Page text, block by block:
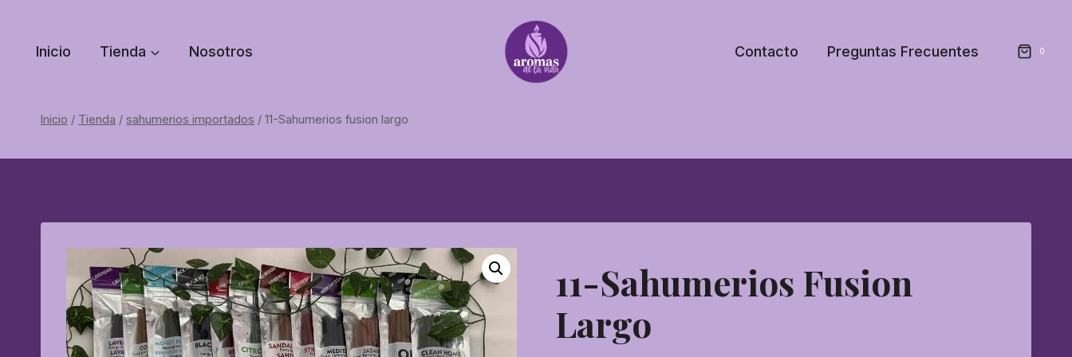
contenido
Inicio Tienda Nosotros Contacto Preguntas Frecuentes 0
Inicio / Tienda / sahumerios importados / 11-Sahumerios fusion largo
11-Sahumerios Fusion
Largo